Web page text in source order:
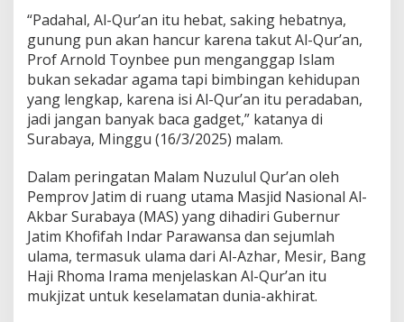
m
a
:
a
c
a
Q
a
n
J
a
n
g
a
n
“Padahal, Al-Qur’an itu hebat, saking hebatnya,
gunung pun akan hancur karena takut Al-Qur’an,
Prof Arnold Toynbee pun menganggap Islam
bukan sekadar agama tapi bimbingan kehidupan
yang lengkap, karena isi Al-Qur’an itu peradaban,
jadi jangan banyak baca gadget,” katanya di
Surabaya, Minggu (16/3/2025) malam.
Dalam peringatan Malam Nuzulul Qur’an oleh
Pemprov Jatim di ruang utama Masjid Nasional Al-
Akbar Surabaya (MAS) yang dihadiri Gubernur
Jatim Khofifah Indar Parawansa dan sejumlah
ulama, termasuk ulama dari Al-Azhar, Mesir, Bang
Haji Rhoma Irama menjelaskan Al-Qur’an itu
mukjizat untuk keselamatan dunia-akhirat.